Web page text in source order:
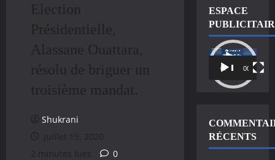
Election
Présidentielle,
Alassane Ouattara,
résolu de briguer un
troisième mandat.
Shukrani
juillet 19, 2020
2 minutes lues
0
ESPACE
Lecteur
vidéo
00:00 00:11
RÉCENTS